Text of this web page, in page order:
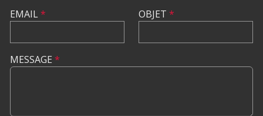
EMAIL* OBJET *
MESSAGE *